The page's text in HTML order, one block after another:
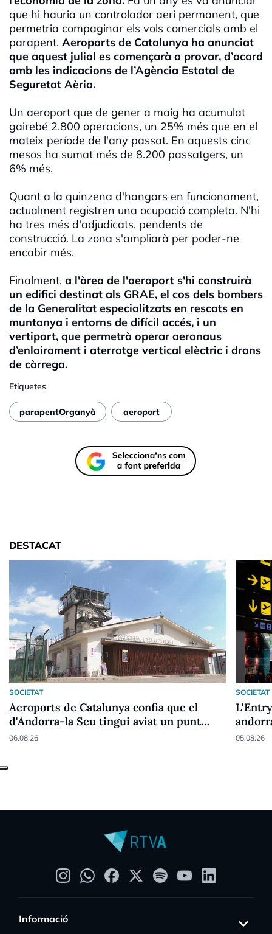
que hi hauria un controlador aeri permanent, que
permetria compaginar els vols comercials amb el
parapent. Aeroports de Catalunya ha anunciat
que aquest juliol es començarà a provar, d’acord
amb les indicacions de l’Agència Estatal de
Seguretat Aèria.
Un aeroport que de gener a maig ha acumulat
gairebé 2.800 operacions, un 25% més que en el
mateix període de l'any passat. En aquests cinc
mesos ha sumat més de 8.200 passatgers, un
6% més.
Quant a la quinzena d'hangars en funcionament,
actualment registren una ocupació completa. N'hi
ha tres més d'adjudicats, pendents de
construcció. La zona s'ampliarà per poder-ne
encabir més.
Finalment, a l'àrea de l'aeroport s'hi construirà
un edifici destinat als GRAE, el cos dels bombers
de la Generalitat especialitzats en rescats en
muntanya i entorns de difícil accés, i un
vertiport, que permetrà operar aeronaus
d’enlairament i aterratge vertical elèctric i drons
de càrrega.
Etiquetes
parapentOrganyà aeroport
DESTACAT
SOCIETAT
Aeroports de Catalunya confia que el
d'Andorra-la Seu tingui aviat un punt
fronterer Schengen
06.08.26
SOCIETAT
05.08.26
Informació